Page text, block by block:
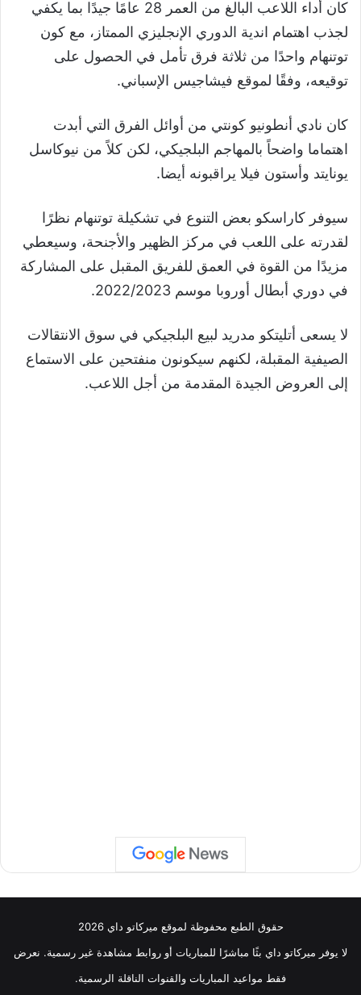
كان أداء اللاعب البالغ من العمر 28 عامًا جيدًا بما يكفي
لجذب اهتمام اندية الدوري الإنجليزي الممتاز، مع كون
توتنهام واحدًا من ثلاثة فرق تأمل في الحصول على
توقيعه، وفقًا لموقع فيشاجيس الإسباني.
كان نادي أنطونيو كونتي من أوائل الفرق التي أبدت
اهتماما واضحاً بالمهاجم البلجيكي، لكن كلاً من نيوكاسل
يونايتد وأستون فيلا يراقبونه أيضا.
سيوفر كاراسكو بعض التنوع في تشكيلة توتنهام نظرًا
لقدرته على اللعب في مركز الظهير والأجنحة، وسيعطي
مزيدًا من القوة في العمق للفريق المقبل على المشاركة
في دوري أبطال أوروبا موسم 2022/2023.
لا يسعى أتليتكو مدريد لبيع البلجيكي في سوق الانتقالات
الصيفية المقبلة، لكنهم سيكونون منفتحين على الاستماع
إلى العروض الجيدة المقدمة من أجل اللاعب.
حقوق الطبع محفوظة لموقع ميركاتو داي 2026
لا يوفر ميركاتو داي بثًا مباشرًا للمباريات أو روابط مشاهدة غير رسمية. نعرض
فقط مواعيد المباريات والقنوات الناقلة الرسمية.